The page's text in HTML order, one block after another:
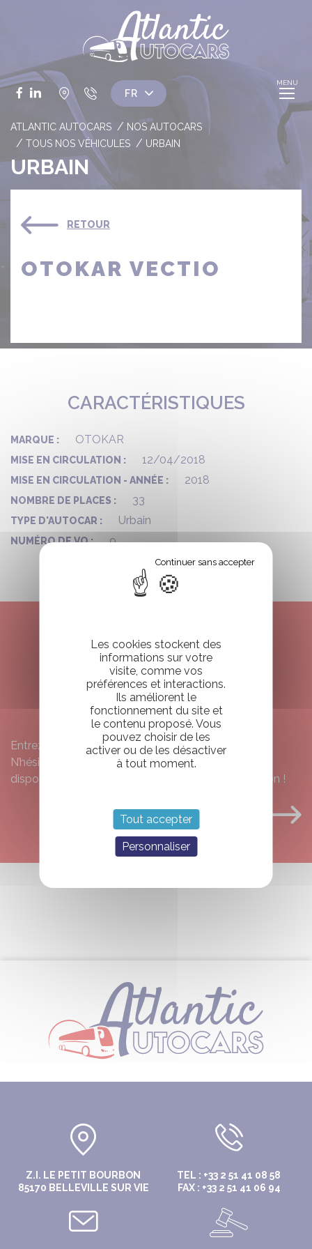
Facebook
LinkedIn
ATLANTIC AUTOCARS
NOS AUTOCARS
TOUS NOS VÉHICULES
URBAIN
URBAIN
RETOUR
OTOKAR VECTIO
CARACTÉRISTIQUES
MARQUE : OTOKAR
MISE EN CIRCULATION : 12/04/2018
MISE EN CIRCULATION - ANNÉE : 2018
NOMBRE DE PLACES : 33
TYPE D'AUTOCAR : Urbain
NUMÉRO DE VO : 9
ENVIE DE RESERVER
VOTRE CAMPING CAR
Entrez vos dates et voyez ce qui est disponible.
N’hésitez pas à nous contacter s’il n’y a pas de
disponibilité, nous essaierons de trouver une solution !
Z.I. LE PETIT BOURBON
85170 BELLEVILLE SUR VIE
TEL : +33 2 51 41 08 58
FAX : +33 2 51 41 06 94
Panneau de gestion des cookies
Les cookies stockent des
informations sur votre
visite, comme vos
préférences et interactions.
Ils améliorent le
fonctionnement du site et
le contenu proposé. Vous
pouvez choisir de les
activer ou de les désactiver
à tout moment.
Tout accepter
Personnaliser